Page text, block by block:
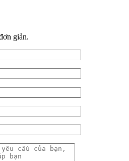
giản.